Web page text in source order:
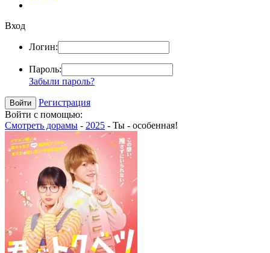
Вход
Логин:
Пароль:
Забыли пароль?
Регистрация
Войти с помощью:
Смотреть дорамы - 2025 - Ты - особенная!